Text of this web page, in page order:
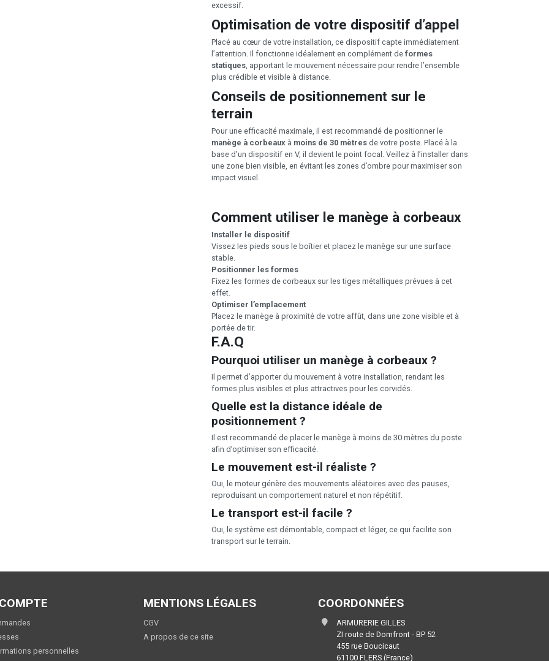
excessif.
Optimisation de votre dispositif d’appel
Placé au cœur de votre installation, ce dispositif capte immédiatement
l’attention. Il fonctionne idéalement en complément de formes
statiques, apportant le mouvement nécessaire pour rendre l’ensemble
plus crédible et visible à distance.
Conseils de positionnement sur le
terrain
Pour une efficacité maximale, il est recommandé de positionner le
manège à corbeaux à moins de 30 mètres de votre poste. Placé à la
base d’un dispositif en V, il devient le point focal. Veillez à l’installer dans
une zone bien visible, en évitant les zones d’ombre pour maximiser son
impact visuel.
Comment utiliser le manège à corbeaux
Installer le dispositif
Vissez les pieds sous le boîtier et placez le manège sur une surface
stable.
Positionner les formes
Fixez les formes de corbeaux sur les tiges métalliques prévues à cet
effet.
Optimiser l’emplacement
Placez le manège à proximité de votre affût, dans une zone visible et à
portée de tir.
F.A.Q
Pourquoi utiliser un manège à corbeaux ?
Il permet d’apporter du mouvement à votre installation, rendant les
formes plus visibles et plus attractives pour les corvidés.
Quelle est la distance idéale de
positionnement ?
Il est recommandé de placer le manège à moins de 30 mètres du poste
afin d’optimiser son efficacité.
Le mouvement est-il réaliste ?
Oui, le moteur génère des mouvements aléatoires avec des pauses,
reproduisant un comportement naturel et non répétitif.
Le transport est-il facile ?
Oui, le système est démontable, compact et léger, ce qui facilite son
transport sur le terrain.
personnelles
MENTIONS LÉGALES
CGV
A propos de ce site
COORDONNÉES
ARMURERIE GILLES
ZI route de Domfront - BP 52
455 rue Boucicaut
61100 FLERS (France)